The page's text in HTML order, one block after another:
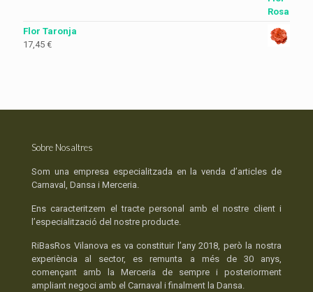
Flor Taronja
17,45 €
Sobre Nosaltres
Som una empresa especialitzada en la venda d’articles de
Carnaval, Dansa i Merceria.
Ens caracteritzem el tracte personal amb el nostre client i
l’especialització del nostre producte.
RiBasRos Vilanova es va constituir l’any 2018, però la nostra
experiència al sector, es remunta a més de 30 anys,
començant amb la Merceria de sempre i posteriorment
ampliant negoci amb el Carnaval i finalment la Dansa.